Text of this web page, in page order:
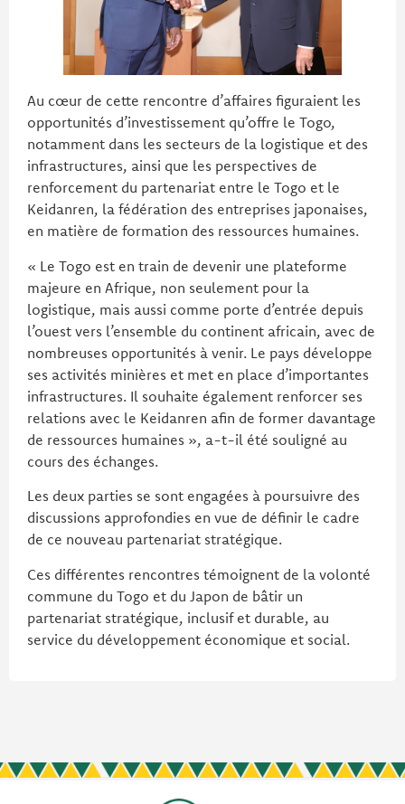
Au cœur de cette rencontre d’affaires figuraient les
opportunités d’investissement qu’offre le Togo,
notamment dans les secteurs de la logistique et des
infrastructures, ainsi que les perspectives de
renforcement du partenariat entre le Togo et le
Keidanren, la fédération des entreprises japonaises,
en matière de formation des ressources humaines.
« Le Togo est en train de devenir une plateforme
majeure en Afrique, non seulement pour la
logistique, mais aussi comme porte d’entrée depuis
l’ouest vers l’ensemble du continent africain, avec de
nombreuses opportunités à venir. Le pays développe
ses activités minières et met en place d’importantes
infrastructures. Il souhaite également renforcer ses
relations avec le Keidanren afin de former davantage
de ressources humaines », a-t-il été souligné au
cours des échanges.
Les deux parties se sont engagées à poursuivre des
discussions approfondies en vue de définir le cadre
de ce nouveau partenariat stratégique.
Ces différentes rencontres témoignent de la volonté
commune du Togo et du Japon de bâtir un
partenariat stratégique, inclusif et durable, au
service du développement économique et social.